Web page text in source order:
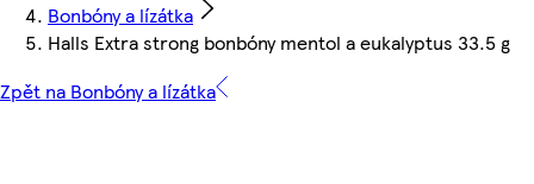
Bonbóny a lízátka
Halls Extra strong bonbóny mentol a eukalyptus 33.5 g
Zpět na Bonbóny a lízátka